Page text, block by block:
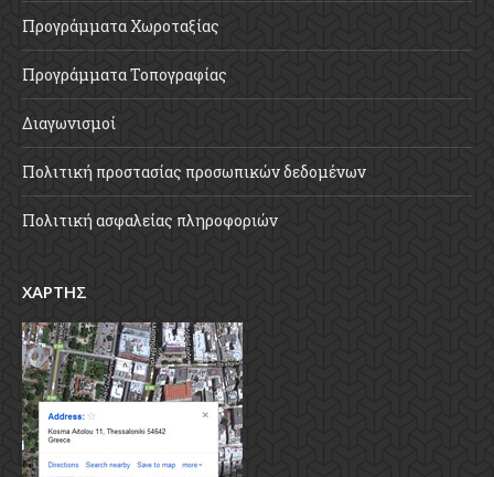
Προγράμματα Χωροταξίας
Προγράμματα Τοπογραφίας
Διαγωνισμοί
Πολιτική προστασίας προσωπικών δεδομένων
Πολιτική ασφαλείας πληροφοριών
ΧΑΡΤΗΣ